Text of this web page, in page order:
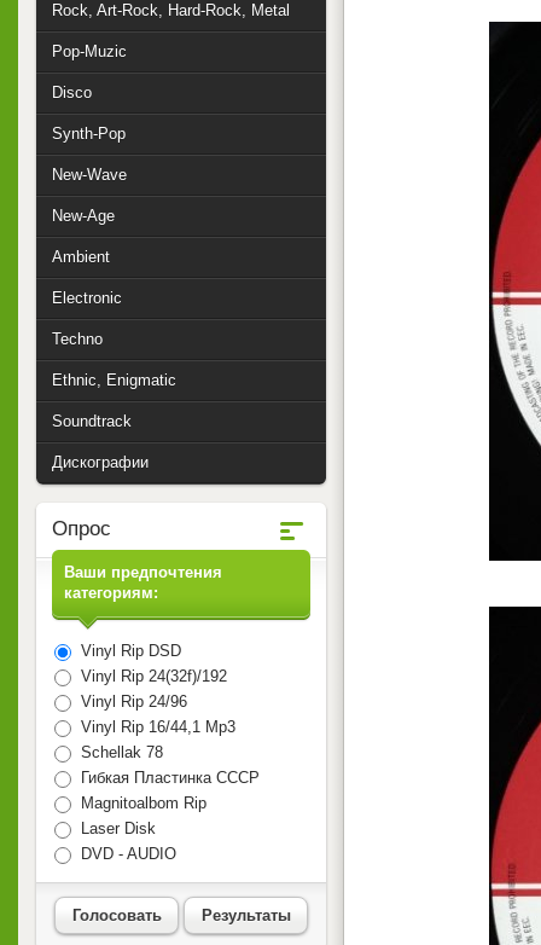
Rock, Art-Rock, Hard-Rock, Metal
Pop-Muzic
Disco
Synth-Pop
New-Wave
New-Age
Ambient
Electronic
Techno
Ethnic, Enigmatic
Soundtrack
Дискографии
Опрос
Ваши предпочтения
категориям:
Vinyl Rip DSD
Vinyl Rip 24(32f)/192
Vinyl Rip 24/96
Vinyl Rip 16/44,1 Mp3
Schellak 78
Гибкая Пластинка СССР
Magnitoalbom Rip
Laser Disk
DVD - AUDIO
Голосовать Результаты